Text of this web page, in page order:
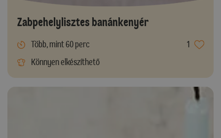
Zabpehelylisztes banánkenyér
Több, mint 60 perc
1
Könnyen elkészíthető